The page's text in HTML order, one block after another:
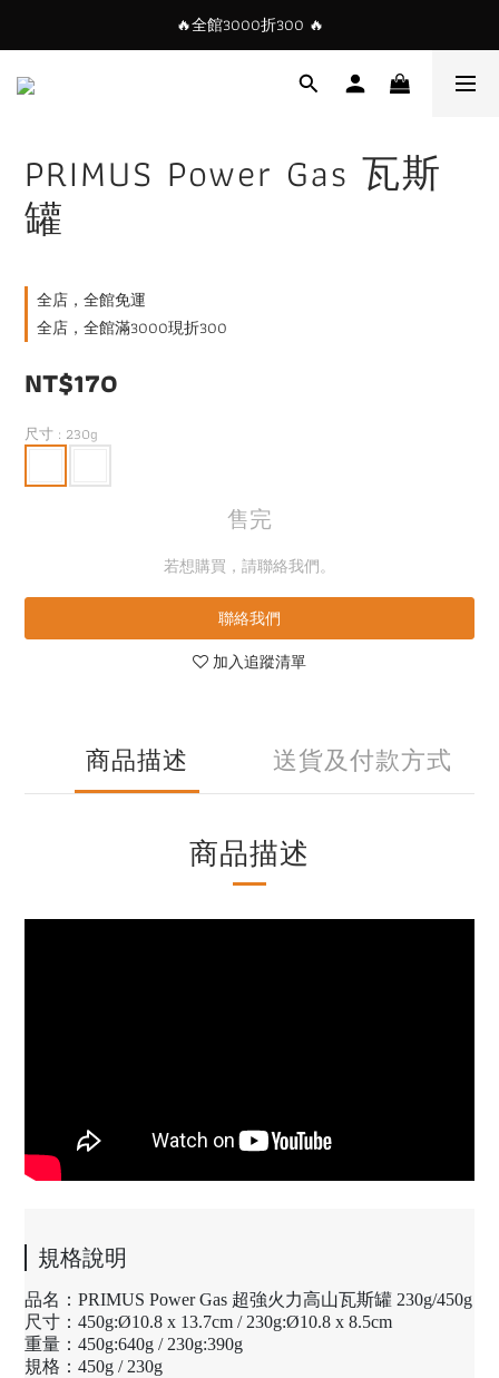
🔥全館3000折300 🔥
PRIMUS Power Gas 瓦斯
罐
全店，全館免運
全店，全館滿3000現折300
NT$170
尺寸 : 230g
售完
若想購買，請聯絡我們。
聯絡我們
加入追蹤清單
商品描述 送貨及付款方式
商品描述
規格說明
品名：PRIMUS Power Gas 超強火力高山瓦斯罐 230g/450g
尺寸：450g:Ø10.8 x 13.7cm / 230g:Ø10.8 x 8.5cm
重量：450g:640g / 230g:390g
規格：450g / 230g